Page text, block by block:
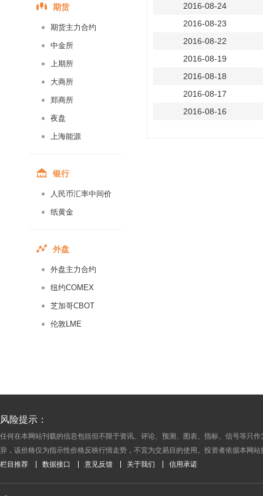
期货
期货主力合约
中金所
上期所
大商所
郑商所
夜盘
上海能源
银行
人民币汇率中间价
纸黄金
外盘
外盘主力合约
纽约COMEX
芝加哥CBOT
伦敦LME
2016-08-24
2016-08-23
2016-08-22
2016-08-19
2016-08-18
2016-08-17
2016-08-16
2016-07-25
2016-07-20
2016-07-19
风险提示：
任何在本网站刊载的信息包括但不限于资讯、评论、预测、图表、指标、信号等只
异，该价格仅为指示性价格反映行情走势，不宜为交易目的使用。投资者依据本网
栏目推荐 数据接口 意见反馈 关于我们 信用承诺